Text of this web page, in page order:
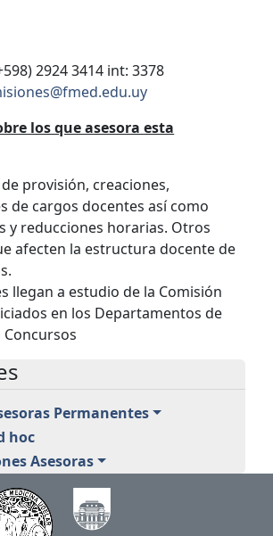
Permanentes
hoc
Asesoras
2924 3414 int: 3378
los que asesora esta
provisión, creaciones,
de cargos docentes así como
y reducciones horarias. Otros
afecten la estructura docente de
llegan a estudio de la Comisión
en los Departamentos de
Concursos